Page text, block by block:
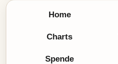
Home
Charts
Spende